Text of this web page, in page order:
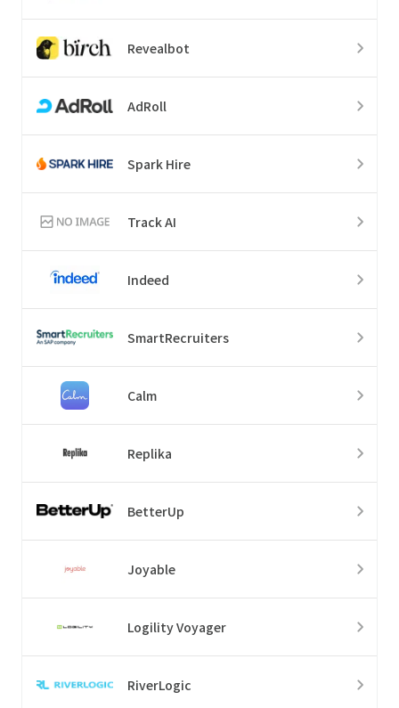
Revealbot
AdRoll
Spark Hire
Track AI
Indeed
SmartRecruiters
Calm
Replika
BetterUp
Joyable
Logility Voyager
RiverLogic